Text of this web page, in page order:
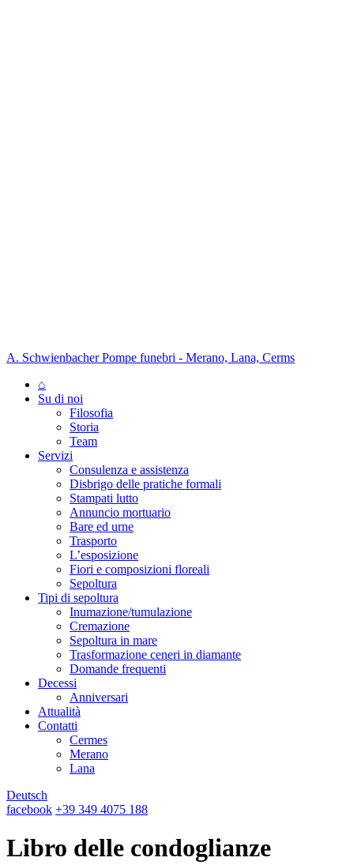
A. Schwienbacher Pompe funebri - Merano, Lana, Cerms
⌂
Su di noi
Filosofia
Storia
Team
Servizi
Consulenza e assistenza
Disbrigo delle pratiche formali
Stampati lutto
Annuncio mortuario
Bare ed urne
Trasporto
L’esposizione
Fiori e composizioni floreali
Sepoltura
Tipi di sepoltura
Inumazione/tumulazione
Cremazione
Sepoltura in mare
Trasformazione ceneri in diamante
Domande frequenti
Decessi
Anniversari
Attualità
Contatti
Cermes
Merano
Lana
Deutsch
facebook +39 349 4075 188
Libro delle condoglianze